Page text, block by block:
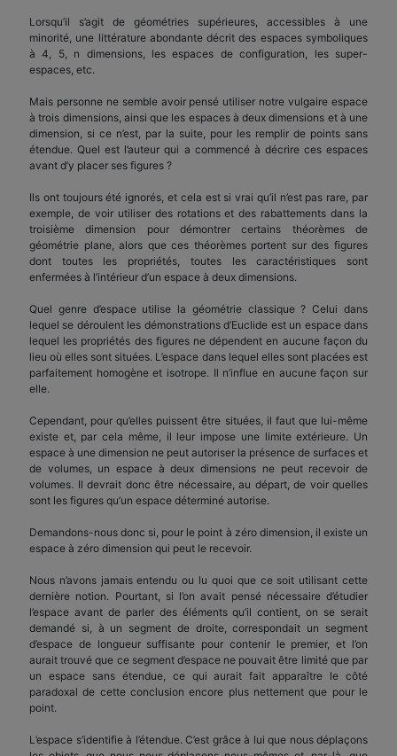
Lorsqu’il s’agit de géométries supérieures, accessibles à une
minorité, une littérature abondante décrit des espaces symboliques
à 4, 5, n dimensions, les espaces de configuration, les super-
espaces, etc.
Mais personne ne semble avoir pensé utiliser notre vulgaire espace
à trois dimensions, ainsi que les espaces à deux dimensions et à une
dimension, si ce n’est, par la suite, pour les remplir de points sans
étendue. Quel est l’auteur qui a commencé à décrire ces espaces
avant d’y placer ses figures ?
Ils ont toujours été ignorés, et cela est si vrai qu’il n’est pas rare, par
exemple, de voir utiliser des rotations et des rabattements dans la
troisième dimension pour démontrer certains théorèmes de
géométrie plane, alors que ces théorèmes portent sur des figures
dont toutes les propriétés, toutes les caractéristiques sont
enfermées à l’intérieur d’un espace à deux dimensions.
Quel genre d’espace utilise la géométrie classique ? Celui dans
lequel se déroulent les démonstrations d’Euclide est un espace dans
lequel les propriétés des figures ne dépendent en aucune façon du
lieu où elles sont situées. L’espace dans lequel elles sont placées est
parfaitement homogène et isotrope. Il n’influe en aucune façon sur
elle.
Cependant, pour qu’elles puissent être situées, il faut que lui-même
existe et, par cela même, il leur impose une limite extérieure. Un
espace à une dimension ne peut autoriser la présence de surfaces et
de volumes, un espace à deux dimensions ne peut recevoir de
volumes. Il devrait donc être nécessaire, au départ, de voir quelles
sont les figures qu’un espace déterminé autorise.
Demandons-nous donc si, pour le point à zéro dimension, il existe un
espace à zéro dimension qui peut le recevoir.
Nous n’avons jamais entendu ou lu quoi que ce soit utilisant cette
dernière notion. Pourtant, si l’on avait pensé nécessaire d’étudier
l’espace avant de parler des éléments qu’il contient, on se serait
demandé si, à un segment de droite, correspondait un segment
d’espace de longueur suffisante pour contenir le premier, et l’on
aurait trouvé que ce segment d’espace ne pouvait être limité que par
un espace sans étendue, ce qui aurait fait apparaître le côté
paradoxal de cette conclusion encore plus nettement que pour le
point.
L’espace s’identifie à l’étendue. C’est grâce à lui que nous déplaçons